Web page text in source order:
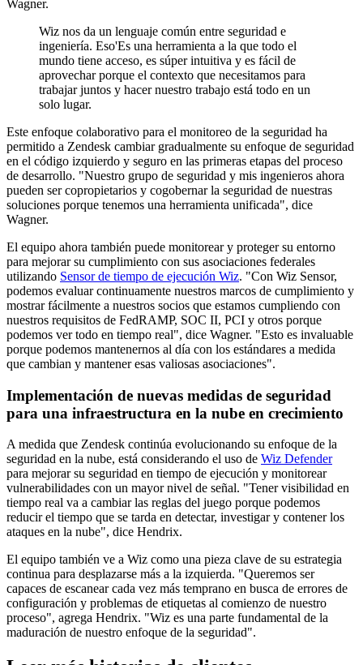
Wagner.
Wiz nos da un lenguaje común entre seguridad e
ingeniería. Eso'Es una herramienta a la que todo el
mundo tiene acceso, es súper intuitiva y es fácil de
aprovechar porque el contexto que necesitamos para
trabajar juntos y hacer nuestro trabajo está todo en un
solo lugar.
Este enfoque colaborativo para el monitoreo de la seguridad ha
permitido a Zendesk cambiar gradualmente su enfoque de seguridad
en el código izquierdo y seguro en las primeras etapas del proceso
de desarrollo. "Nuestro grupo de seguridad y mis ingenieros ahora
pueden ser copropietarios y cogobernar la seguridad de nuestras
soluciones porque tenemos una herramienta unificada", dice
Wagner.
El equipo ahora también puede monitorear y proteger su entorno
para mejorar su cumplimiento con sus asociaciones federales
utilizando Sensor de tiempo de ejecución Wiz. "Con Wiz Sensor,
podemos evaluar continuamente nuestros marcos de cumplimiento y
mostrar fácilmente a nuestros socios que estamos cumpliendo con
nuestros requisitos de FedRAMP, SOC II, PCI y otros porque
podemos ver todo en tiempo real", dice Wagner. "Esto es invaluable
porque podemos mantenernos al día con los estándares a medida
que cambian y mantener esas valiosas asociaciones".
Implementación de nuevas medidas de seguridad
para una infraestructura en la nube en crecimiento
A medida que Zendesk continúa evolucionando su enfoque de la
seguridad en la nube, está considerando el uso de Wiz Defender
para mejorar su seguridad en tiempo de ejecución y monitorear
vulnerabilidades con un mayor nivel de señal. "Tener visibilidad en
tiempo real va a cambiar las reglas del juego porque podemos
reducir el tiempo que se tarda en detectar, investigar y contener los
ataques en la nube", dice Hendrix.
El equipo también ve a Wiz como una pieza clave de su estrategia
continua para desplazarse más a la izquierda. "Queremos ser
capaces de escanear cada vez más temprano en busca de errores de
configuración y problemas de etiquetas al comienzo de nuestro
proceso", agrega Hendrix. "Wiz es una parte fundamental de la
maduración de nuestro enfoque de la seguridad".